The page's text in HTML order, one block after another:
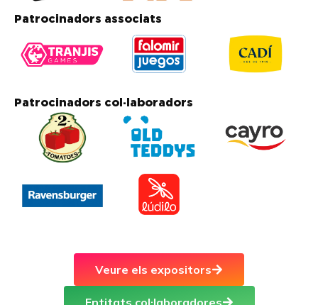
Patrocinadors associats
Patrocinadors col·laboradors
Veure els expositors
Entitats col·laboradores